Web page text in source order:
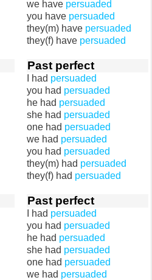
we have persuaded
you have persuaded
they(m) have persuaded
they(f) have persuaded
Past perfect
I had persuaded
you had persuaded
he had persuaded
she had persuaded
one had persuaded
we had persuaded
you had persuaded
they(m) had persuaded
they(f) had persuaded
Past perfect
I had persuaded
you had persuaded
he had persuaded
she had persuaded
one had persuaded
we had persuaded